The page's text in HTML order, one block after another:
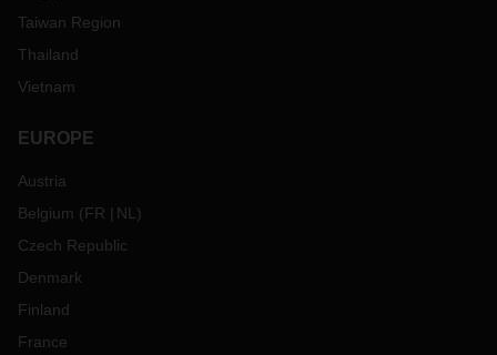
Taiwan Region
Thailand
Vietnam
EUROPE
Austria
Belgium (FR NL )
Czech Republic
Denmark
Finland
France